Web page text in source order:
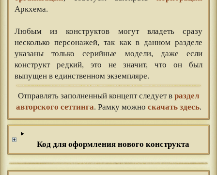
Аркхема.
Любым из конструктов могут владеть сразу
несколько персонажей, так как в данном разделе
указаны только серийные модели, даже если
конструкт редкий, это не значит, что он был
выпущен в единственном экземпляре.
Отправлять заполненный концепт следует в раздел
авторского сеттинга. Рамку можно скачать здесь.
Код для оформления нового конструкта